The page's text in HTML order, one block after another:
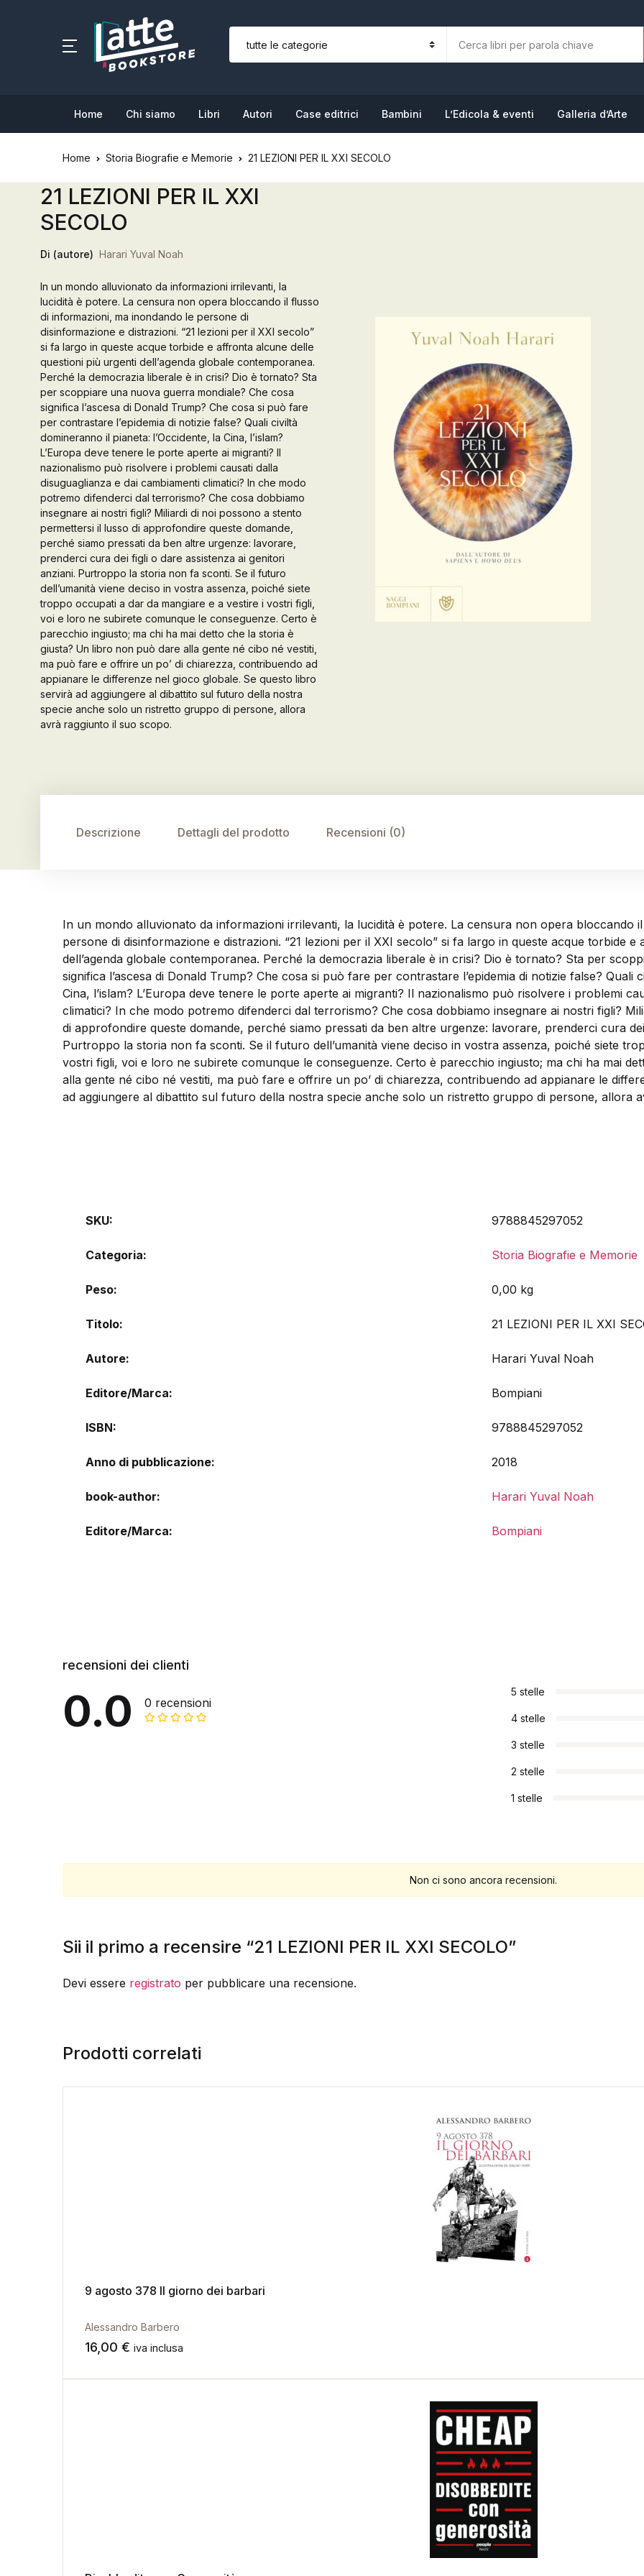
Home Chi siamo Libri Autori Case editrici Bambini L’Edicola & eventi Galleria d’Arte
SHOP BY CATEGORY
Autori
L’Edicola & eventi
Galleria d’Arte
Contattaci
La tua
Home Storia Biografie e Memorie 21 LEZIONI PER IL XXI SECOLO
21 LEZIONI PER IL XXI
SECOLO
Di (autore) Harari Yuval Noah
In un mondo alluvionato da informazioni irrilevanti, la
lucidità è potere. La censura non opera bloccando il flusso
di informazioni, ma inondando le persone di
disinformazione e distrazioni. “21 lezioni per il XXI secolo”
si fa largo in queste acque torbide e affronta alcune delle
questioni più urgenti dell’agenda globale contemporanea.
Perché la democrazia liberale è in crisi? Dio è tornato? Sta
per scoppiare una nuova guerra mondiale? Che cosa
significa l’ascesa di Donald Trump? Che cosa si può fare
per contrastare l’epidemia di notizie false? Quali civiltà
domineranno il pianeta: l’Occidente, la Cina, l’islam?
L’Europa deve tenere le porte aperte ai migranti? Il
nazionalismo può risolvere i problemi causati dalla
disuguaglianza e dai cambiamenti climatici? In che modo
potremo difenderci dal terrorismo? Che cosa dobbiamo
insegnare ai nostri figli? Miliardi di noi possono a stento
permettersi il lusso di approfondire queste domande,
perché siamo pressati da ben altre urgenze: lavorare,
prenderci cura dei figli o dare assistenza ai genitori
anziani. Purtroppo la storia non fa sconti. Se il futuro
dell’umanità viene deciso in vostra assenza, poiché siete
troppo occupati a dar da mangiare e a vestire i vostri figli,
voi e loro ne subirete comunque le conseguenze. Certo è
parecchio ingiusto; ma chi ha mai detto che la storia è
giusta? Un libro non può dare alla gente né cibo né vestiti,
ma può fare e offrire un po’ di chiarezza, contribuendo ad
appianare le differenze nel gioco globale. Se questo libro
servirà ad aggiungere al dibattito sul futuro della nostra
specie anche solo un ristretto gruppo di persone, allora
avrà raggiunto il suo scopo.
Descrizione Dettagli del prodotto Recensioni (0)
In un mondo alluvionato da informazioni irrilevanti, la lucidità è potere. La censura non opera bloccando
persone di disinformazione e distrazioni. “21 lezioni per il XXI secolo” si fa largo in queste acque torbide
dell’agenda globale contemporanea. Perché la democrazia liberale è in crisi? Dio è tornato? Sta per
significa l’ascesa di Donald Trump? Che cosa si può fare per contrastare l’epidemia di notizie false? Quali
Cina, l’islam? L’Europa deve tenere le porte aperte ai migranti? Il nazionalismo può risolvere i problemi
climatici? In che modo potremo difenderci dal terrorismo? Che cosa dobbiamo insegnare ai nostri figli?
di approfondire queste domande, perché siamo pressati da ben altre urgenze: lavorare, prenderci cura
Purtroppo la storia non fa sconti. Se il futuro dell’umanità viene deciso in vostra assenza, poiché siete
vostri figli, voi e loro ne subirete comunque le conseguenze. Certo è parecchio ingiusto; ma chi ha mai
alla gente né cibo né vestiti, ma può fare e offrire un po’ di chiarezza, contribuendo ad appianare le
ad aggiungere al dibattito sul futuro della nostra specie anche solo un ristretto gruppo di persone, allora
SKU: 9788845297052
Categoria: Storia Biografie e Memorie
Peso 0,00 kg
Titolo 21 LEZIONI PER IL XXI
Autore Harari Yuval Noah
Editore/Marca Bompiani
ISBN 9788845297052
Anno di pubblicazione 2018
book-author Harari Yuval Noah
Editore/Marca Bompiani
recensioni dei clienti
0.0 0 recensioni
5 stelle
4 stelle
3 stelle
2 stelle
1 stelle
Non ci sono ancora recensioni.
Sii il primo a recensire “21 LEZIONI PER IL XXI SECOLO”
Devi essere registrato per pubblicare una recensione.
Prodotti correlati
9 agosto 378 Il giorno dei barbari
Alessandro Barbero
16,00 € iva inclusa